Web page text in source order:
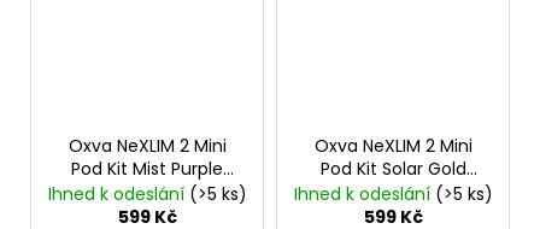
Oxva NeXLIM 2 Mini
Pod Kit Mist Purple
1500mAh
Ihned k odeslání (>5 ks)
599 Kč
Oxva NeXLIM 2 Mini
Pod Kit Solar Gold
1500mAh
Ihned k odeslání (>5 ks)
599 Kč